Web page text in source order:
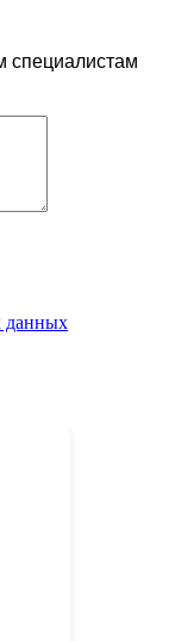
специалистам
данных